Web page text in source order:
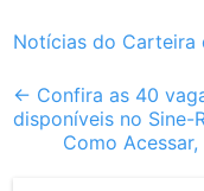
Notícias do Carteira
Post
navigation
← Confira as 40
disponíveis no Sine-
Como